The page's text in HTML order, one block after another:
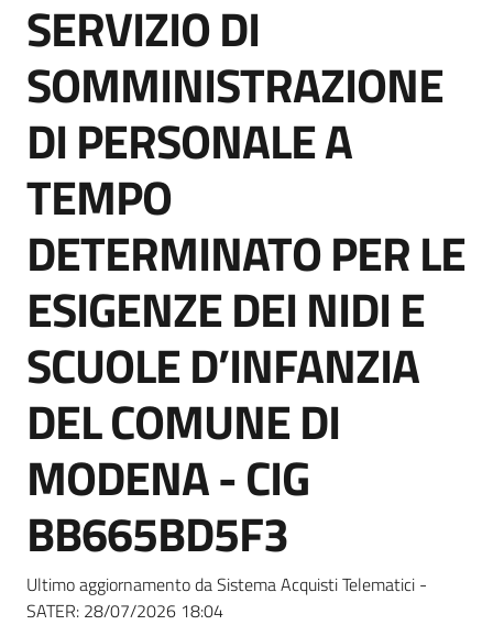
telematiche
English
Seguici
su
SERVIZIO DI
SOMMINISTRAZIONE
DI PERSONALE A
TEMPO
DETERMINATO PER LE
ESIGENZE DEI NIDI E
SCUOLE D’INFANZIA
DEL COMUNE DI
MODENA - CIG
BB665BD5F3
Ultimo aggiornamento da Sistema Acquisti Telematici -
SATER: 28/07/2026 18:04